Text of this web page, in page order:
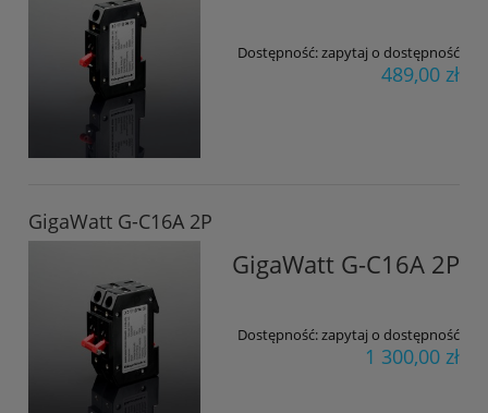
Dostępność:zapytaj o dostępność
489,00 zł
GigaWatt G-C16A 2P
GigaWatt G-C16A 2P
Dostępność:zapytaj o dostępność
1 300,00 zł